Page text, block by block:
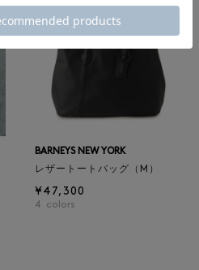
BARNEYS NEW YORK
レザートートバッグ（M）
¥47,300
4 colors